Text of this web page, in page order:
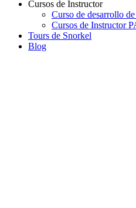
Cursos de Instructor
Curso de desarrollo
Cursos de Instructor
Tours de Snorkel
Blog